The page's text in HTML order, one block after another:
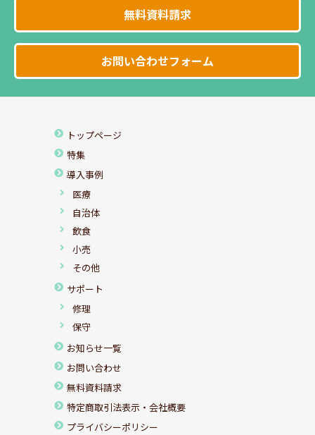
無料資料請求
お問い合わせフォーム
トップページ
特集
導入事例
医療
自治体
飲食
小売
その他
サポート
修理
保守
お知らせ一覧
お問い合わせ
無料資料請求
特定商取引法表示・会社概要
プライバシーポリシー